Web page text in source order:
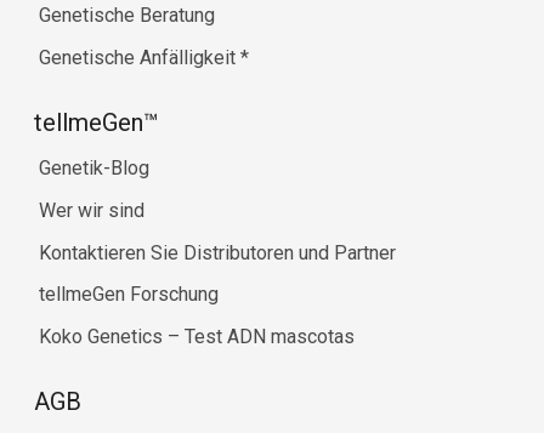
Genetische Beratung
Genetische Anfälligkeit *
tellmeGen™
Genetik-Blog
Wer wir sind
Kontaktieren Sie Distributoren und Partner
tellmeGen Forschung
Koko Genetics – Test ADN mascotas
AGB